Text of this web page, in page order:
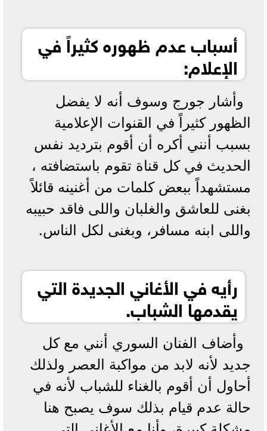
أسباب عدم ظهوره كثيراً في
الإعلام:
وأشار جورج وسوف أنه لا يفضل
الظهور كثيراً في القنوات الإعلامية
بسبب أنني أكره أن أقوم بترديد نفس
الحديث في كل قناة تقوم باستضافته ،
مستشهداً ببعض كلمات من أغنينه قائلاً
بغنى للعاشق والغلبان واللى فاقد حبيبه
واللى ابنه مسافر، وبغنى لكل الناس.
رأيه في الأغاني الجديدة التي
يقدمها الشباب.
وأضاف الفنان السوري أنني مع كل
جديد لأنه لابد من مواكبة العصر ولذلك
أحاول أن أقوم بالغناء للشباب لأنه في
حالة عدم قيام بذلك سوف يصبح هنا